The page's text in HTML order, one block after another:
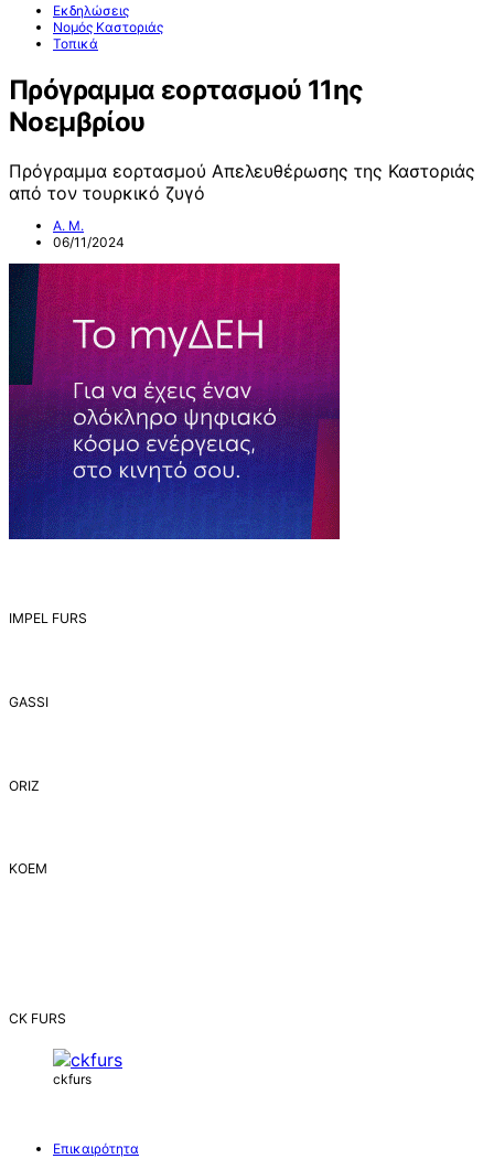
Εκδηλώσεις
Νομός Καστοριάς
Τοπικά
Πρόγραμμα εορτασμού 11ης
Νοεμβρίου
Πρόγραμμα εορτασμού Απελευθέρωσης της Καστοριάς
από τον τουρκικό ζυγό
Α. Μ.
06/11/2024
IMPEL FURS
GASSI
ORIZ
ΚΟΕΜ
CK FURS
ckfurs
Επικαιρότητα